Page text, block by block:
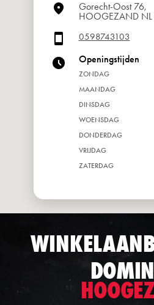
Gorecht-Oost 76,
HOOGEZAND
0598743103
Openingstijden
ZONDAG
MAANDAG
DINSDAG
WOENSDAG
DONDERDAG
VRIJDAG
ZATERDAG